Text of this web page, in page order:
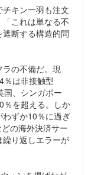
キン一羽も注文
これは単なる不
断する構造的問
の不備だ。現
％は非接触型
国、シンガポー
％を超える。しか
わずか10％に過ぎ
の海外決済サー
り返しエラーが